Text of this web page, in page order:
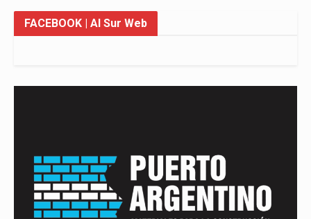
FACEBOOK | Al Sur Web